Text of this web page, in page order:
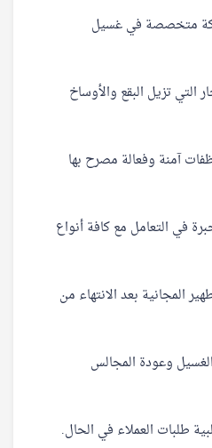
متخصصة في غسيل
تزيل البقع والأوساخ
آمنة وفعالة مصرح بها
في التعامل مع كافة أنواع
المجانية بعد الانتهاء من
وعودة المجالس
طلبات العملاء في الحال.